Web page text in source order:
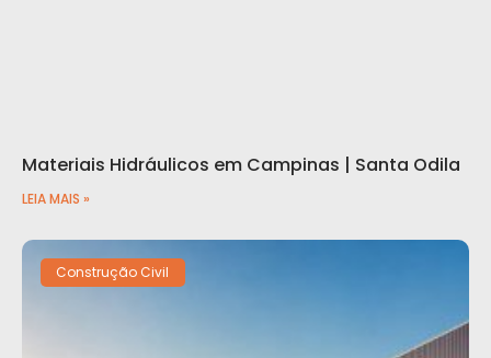
Materiais Hidráulicos em Campinas | Santa Odila
LEIA MAIS »
Construção Civil